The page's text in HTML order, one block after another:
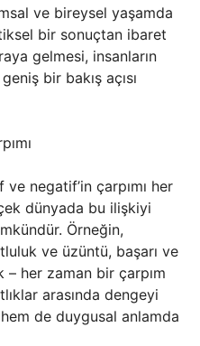
ve bireysel yaşamda
bir sonuçtan ibaret
gelmesi, insanların
bir bakış açısı
negatif’in çarpımı her
dünyada bu ilişkiyi
Örneğin,
ve üzüntü, başarı ve
– her zaman bir çarpım
arasında dengeyi
de duygusal anlamda